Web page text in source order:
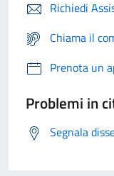
Richiedi
Chiama il
Prenota un
Problemi in
Segnala